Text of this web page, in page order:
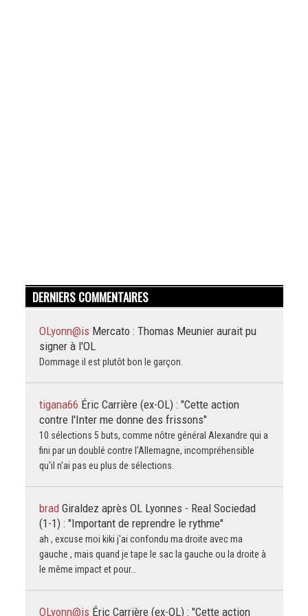
DERNIERS COMMENTAIRES
OLyonn@is Mercato : Thomas Meunier aurait pu
signer à l'OL
Dommage il est plutôt bon le garçon.
tigana66 Éric Carrière (ex-OL) : "Cette action
contre l'Inter me donne des frissons"
10 sélections 5 buts, comme nôtre général Alexandre qui a
fini par un doublé contre l'Allemagne, incompréhensible
qu'il n'ai pas eu plus de sélections.
brad Giraldez après OL Lyonnes - Real Sociedad
(1-1) : "Important de reprendre le rythme"
ah , excuse moi kiki j'ai confondu ma droite avec ma
gauche , mais quand je tape le sac la gauche ou la droite à
le même impact et pour…
OLyonn@is Éric Carrière (ex-OL) : "Cette action